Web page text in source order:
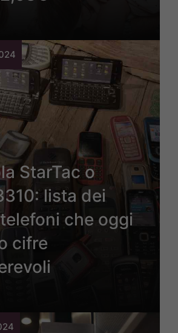
StarTac o
lista dei
che oggi
cifre